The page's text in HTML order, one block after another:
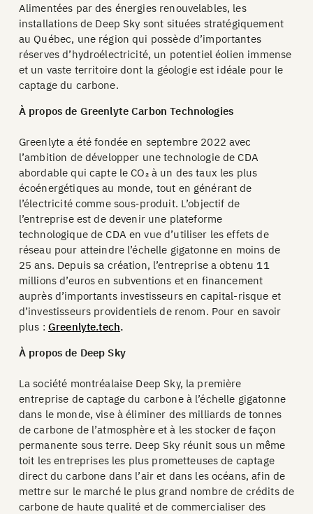
Alimentées par des énergies renouvelables, les
installations de Deep Sky sont situées stratégiquement
au Québec, une région qui possède d’importantes
réserves d’hydroélectricité, un potentiel éolien immense
et un vaste territoire dont la géologie est idéale pour le
captage du carbone.
À propos de Greenlyte Carbon Technologies
Greenlyte a été fondée en septembre 2022 avec
l’ambition de développer une technologie de CDA
abordable qui capte le CO₂ à un des taux les plus
écoénergétiques au monde, tout en générant de
l’électricité comme sous‑produit. L’objectif de
l’entreprise est de devenir une plateforme
technologique de CDA en vue d’utiliser les effets de
réseau pour atteindre l’échelle gigatonne en moins de
25 ans. Depuis sa création, l’entreprise a obtenu 11
millions d’euros en subventions et en financement
auprès d’importants investisseurs en capital-risque et
d’investisseurs providentiels de renom. Pour en savoir
plus : Greenlyte.tech.
À propos de Deep Sky
La société montréalaise Deep Sky, la première
entreprise de captage du carbone à l’échelle gigatonne
dans le monde, vise à éliminer des milliards de tonnes
de carbone de l’atmosphère et à les stocker de façon
permanente sous terre. Deep Sky réunit sous un même
toit les entreprises les plus prometteuses de captage
direct du carbone dans l’air et dans les océans, afin de
mettre sur le marché le plus grand nombre de crédits de
carbone de haute qualité et de commercialiser des